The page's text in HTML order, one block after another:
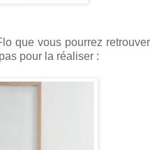
que vous pourrez retrouver
pour la réaliser :